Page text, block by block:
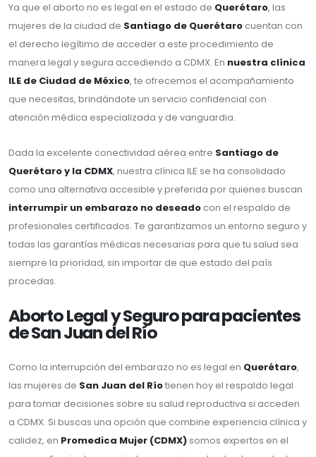
Ya que el aborto no es legal en el estado de Querétaro, las
mujeres de la ciudad de Santiago de Querétaro cuentan con
el derecho legítimo de acceder a este procedimiento de
manera legal y segura accediendo a CDMX. En nuestra clínica
ILE de Ciudad de México, te ofrecemos el acompañamiento
que necesitas, brindándote un servicio confidencial con
atención médica especializada y de vanguardia.
Dada la excelente conectividad aérea entre Santiago de
Querétaro y la CDMX, nuestra clínica ILE se ha consolidado
como una alternativa accesible y preferida por quienes buscan
interrumpir un embarazo no deseado con el respaldo de
profesionales certificados. Te garantizamos un entorno seguro y
todas las garantías médicas necesarias para que tu salud sea
siempre la prioridad, sin importar de que estado del país
procedas.
Aborto Legal y Seguro para pacientes
de San Juan del Río
Como la interrupción del embarazo no es legal en Querétaro,
las mujeres de San Juan del Ríotienen hoy el respaldo legal
para tomar decisiones sobre su salud reproductiva si acceden
a CDMX. Si buscas una opción que combine experiencia clínica y
calidez, en Promedica Mujer (CDMX) somos expertos en el